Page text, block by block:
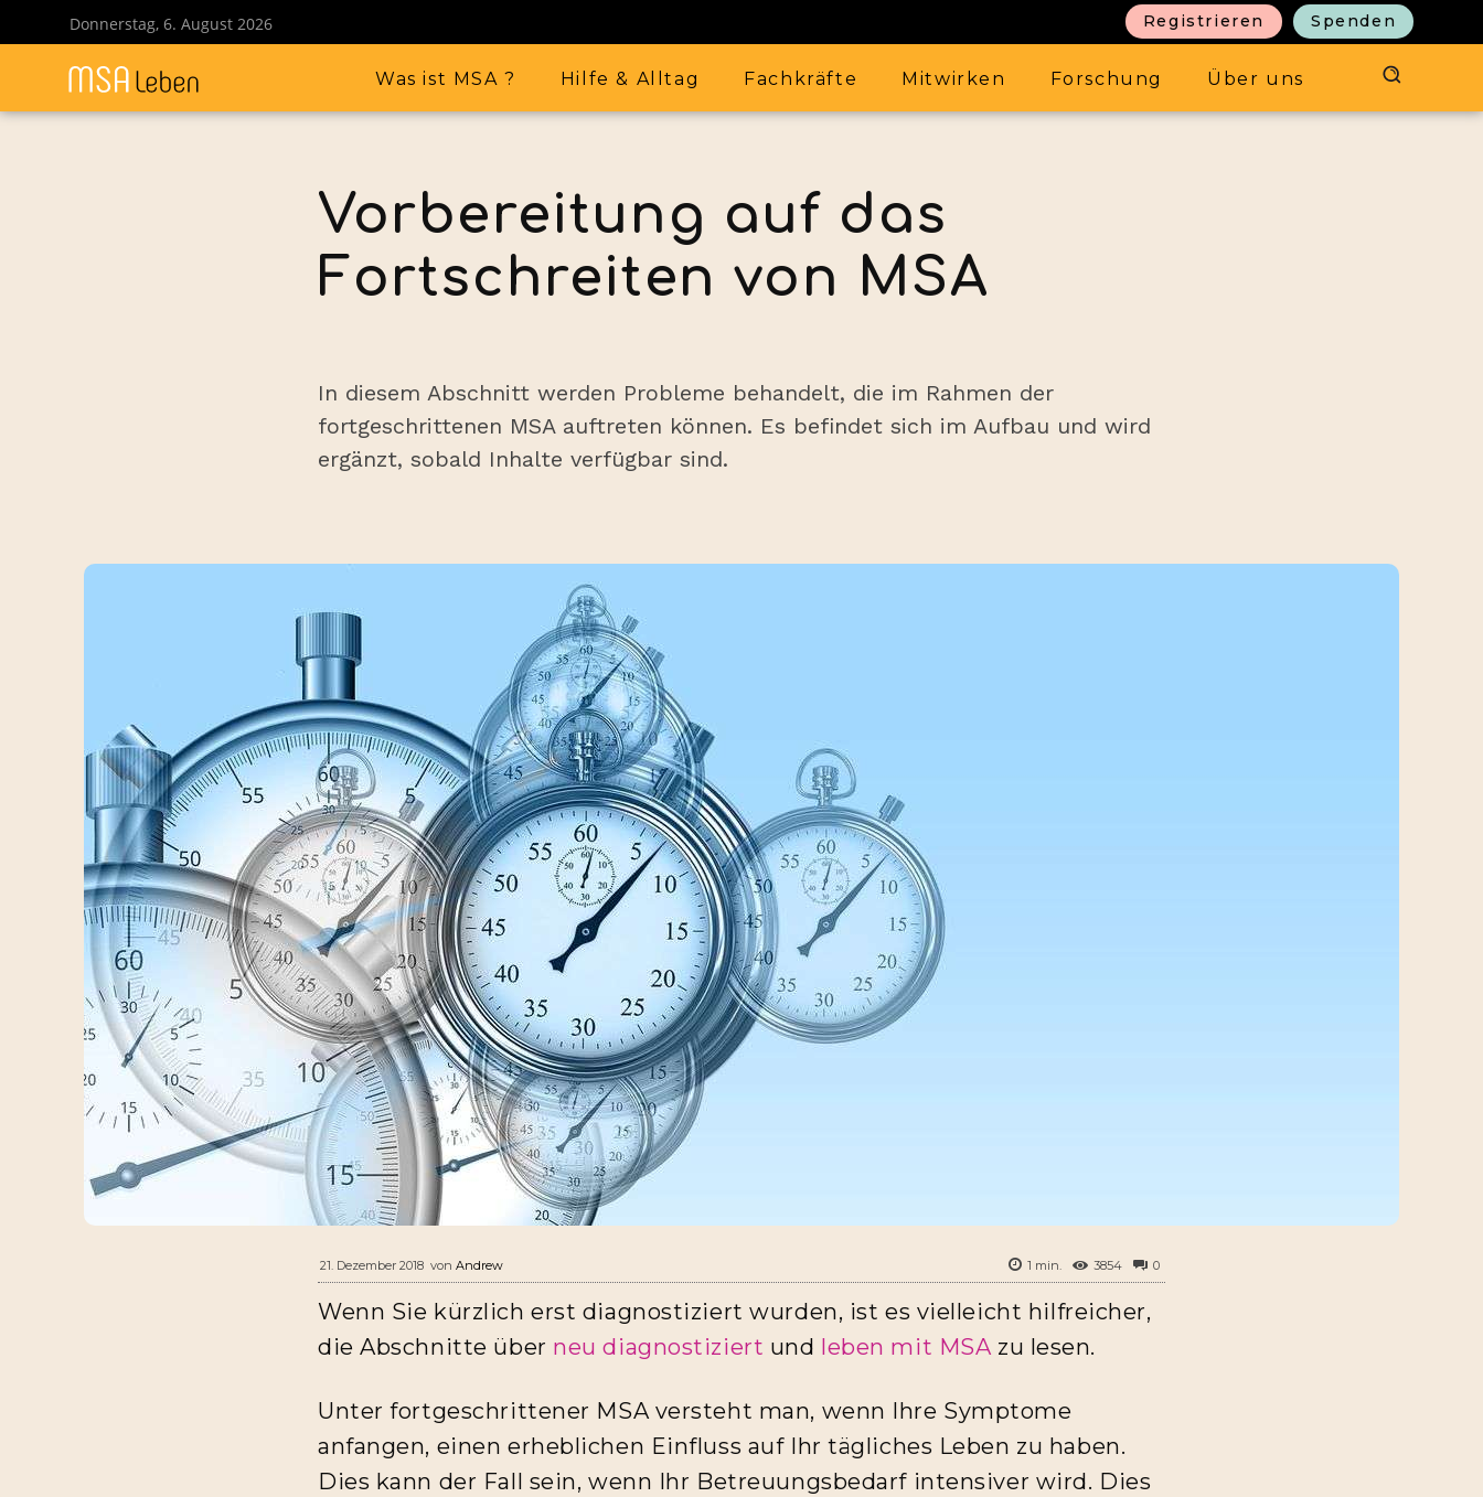
Donnerstag, 6. August 2026 Registrieren Spenden
Was ist MSA ? Hilfe & Alltag Fachkräfte Mitwirken Forschung Über uns
Vorbereitung auf das
Fortschreiten von MSA
In diesem Abschnitt werden Probleme behandelt, die im Rahmen der
fortgeschrittenen MSA auftreten können. Es befindet sich im Aufbau und wird
ergänzt, sobald Inhalte verfügbar sind.
21. Dezember 2018 von Andrew 0
3854
1 min.
Wenn Sie kürzlich erst diagnostiziert wurden, ist es vielleicht hilfreicher,
die Abschnitte über neu diagnostiziert und leben mit MSA zu lesen.
Unter fortgeschrittener MSA versteht man, wenn Ihre Symptome
anfangen, einen erheblichen Einfluss auf Ihr tägliches Leben zu haben.
Dies kann der Fall sein, wenn Ihr Betreuungsbedarf intensiver wird. Dies